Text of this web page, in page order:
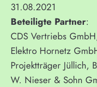
31.08.2021
Beteiligte Partner:
CDS Vertriebs
Elektro Hornetz
Projektträger Jüllich,
W. Nieser & Sohn